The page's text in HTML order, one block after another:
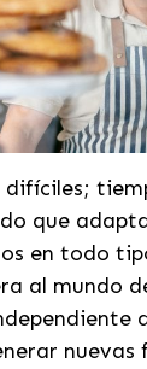
que
en todo
al mundo
nuevas